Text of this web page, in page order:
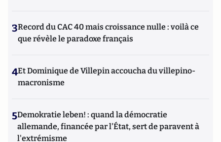
3Record du CAC 40 mais croissance nulle : voilà ce
que révèle le paradoxe français
4Et Dominique de Villepin accoucha du villepino-
macronisme
5Demokratie leben! : quand la démocratie
allemande, financée par l'État, sert de paravent à
l'extrémisme